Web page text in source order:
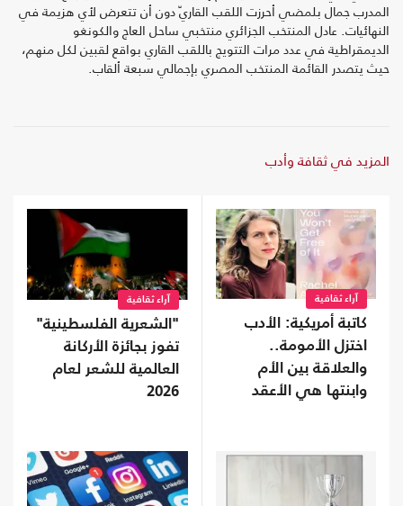
المدرب جمال بلمضي أحرزت اللقب القاريّ دون أن تتعرض لأي هزيمة في
النهائيات. عادل المنتخب الجزائري منتخبي ساحل العاج والكونغو
الديمقراطية في عدد مرات التتويج باللقب القاري بواقع لقبين لكل منهم،
حيث يتصدر القائمة المنتخب المصري بإجمالي سبعة ألقاب.
المزيد في ثقافة وأدب
آراء ثقافية
كاتبة أمريكية: الأدب
اختزل الأمومة..
والعلاقة بين الأم
وابنتها هي الأعقد
آراء ثقافية
"الشعرية الفلسطينية"
تفوز بجائزة الأركانة
العالمية للشعر لعام
2026